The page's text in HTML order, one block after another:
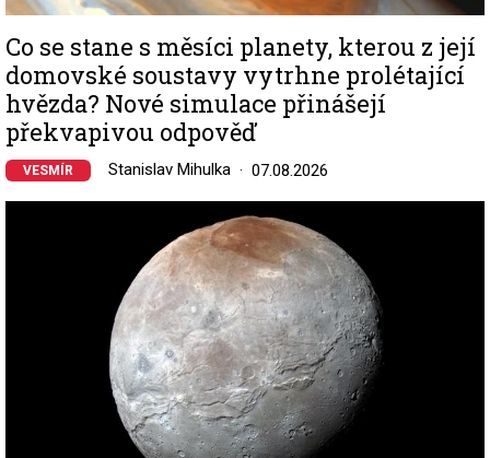
Co se stane s měsíci planety, kterou z její
domovské soustavy vytrhne prolétající
hvězda? Nové simulace přinášejí
překvapivou odpověď
VESMÍR Stanislav Mihulka 07.08.2026